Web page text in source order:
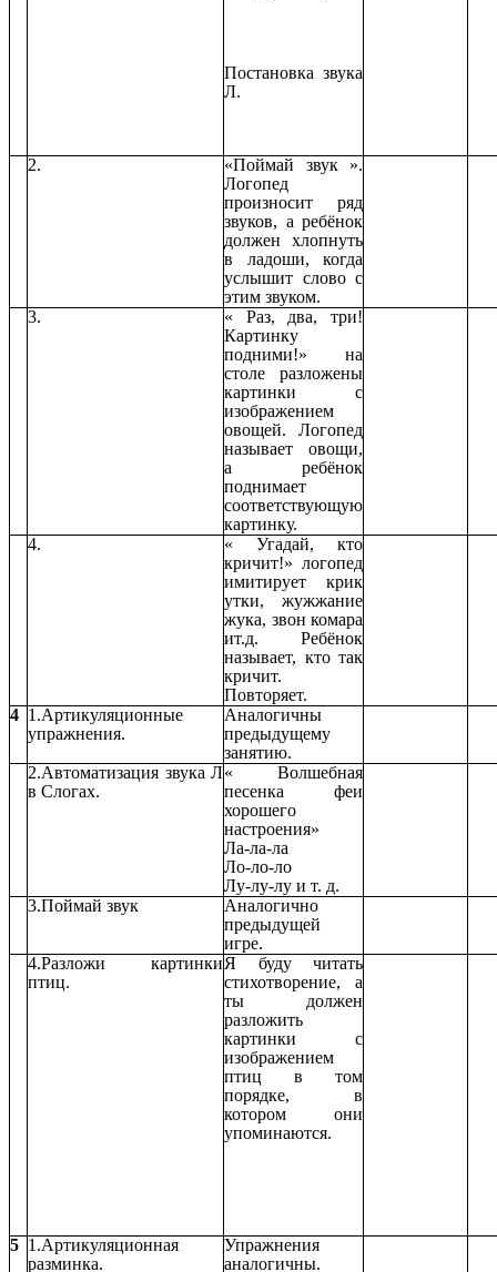
Постановка звука
Л.
2.
«Поймай звук ».
Логопед
произносит ряд
звуков, а ребёнок
должен хлопнуть
в ладоши, когда
услышит слово с
этим звуком.
3.
« Раз, два, три!
Картинку
подними!» на
столе разложены
картинки с
изображением
овощей. Логопед
называет овощи,
а ребёнок
поднимает
соответствующую
картинку.
4.
« Угадай, кто
кричит!» логопед
имитирует крик
утки, жужжание
жука, звон комара
ит.д. Ребёнок
называет, кто так
кричит.
Повторяет.
4 1.Артикуляционные
упражнения.
Аналогичны
предыдущему
занятию.
2.Автоматизация звука Л
в Слогах.
« Волшебная
песенка феи
хорошего
настроения»
Ла-ла-ла
Ло-ло-ло
Лу-лу-лу и т. д.
3.Поймай звук
Аналогично
предыдущей
игре.
4.Разложи картинки
птиц.
Я буду читать
стихотворение, а
ты должен
разложить
картинки с
изображением
птиц в том
порядке, в
котором они
упоминаются.
5 1.Артикуляционная
разминка.
Упражнения
аналогичны.